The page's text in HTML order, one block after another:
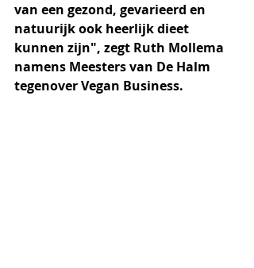
van een gezond, gevarieerd en
natuurijk ook heerlijk dieet
kunnen zijn", zegt Ruth Mollema
namens Meesters van De Halm
tegenover Vegan Business.